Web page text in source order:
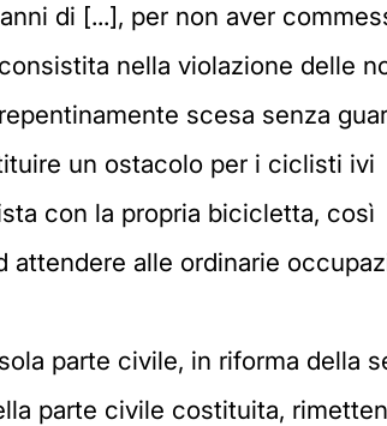
di [...], per non aver
nella violazione delle
scesa senza
un ostacolo per i ciclisti ivi
con la propria bicicletta, così
alle ordinarie
parte civile, in riforma della
parte civile costituita,